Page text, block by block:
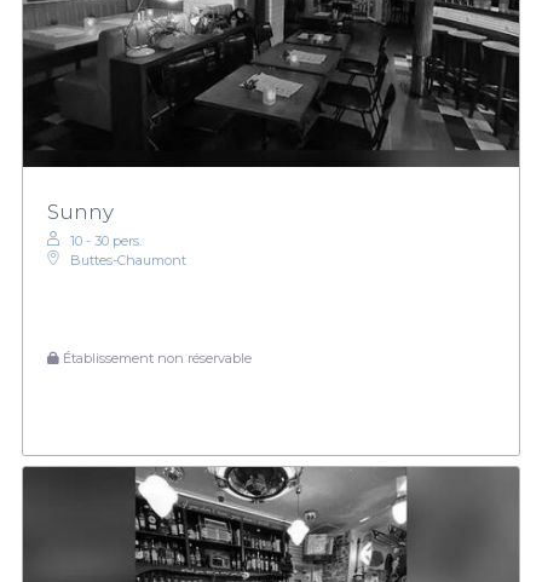
Sunny
10 - 30 pers.
Buttes-Chaumont
Établissement non réservable